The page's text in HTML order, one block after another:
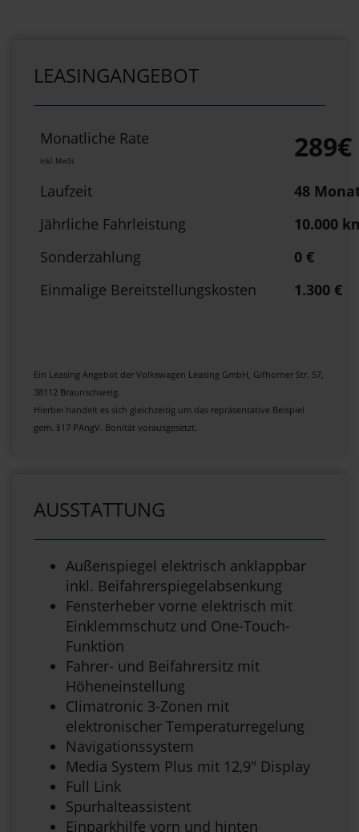
LEASINGANGEBOT
Monatliche Rate
inkl. MwSt. 289€
Laufzeit
48
Jährliche Fahrleistung
10.000
Sonderzahlung
0 €
Einmalige Bereitstellungskosten
1.300 €
Ein Leasing Angebot der Volkswagen Leasing GmbH, Gifhorner Str. 57,
38112 Braunschweig.
Hierbei handelt es sich gleichzeitig um das repräsentative Beispiel
gem. §17 PAngV. Bonität vorausgesetzt.
AUSSTATTUNG
Außenspiegel elektrisch anklappbar
inkl. Beifahrerspiegelabsenkung
Fensterheber vorne elektrisch mit
Einklemmschutz und One-Touch-
Funktion
Fahrer- und Beifahrersitz mit
Höheneinstellung
Climatronic 3-Zonen mit
elektronischer Temperaturregelung
Navigationssystem
Media System Plus mit 12,9" Display
Full Link
Spurhalteassistent
Einparkhilfe vorn und hinten